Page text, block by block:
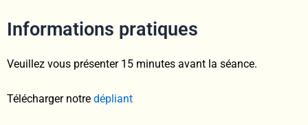
Informations pratiques
Veuillez vous présenter 15 minutes avant la séance.
Télécharger notre dépliant